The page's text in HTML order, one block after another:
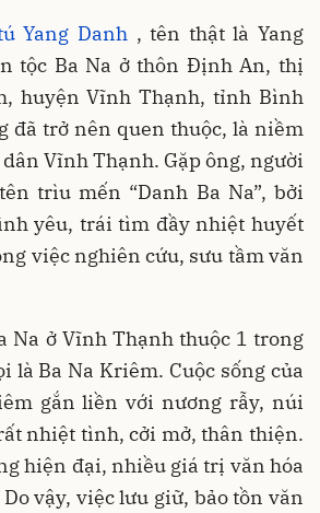
Yang Danh , tên thật là Yang
tộc Ba Na ở thôn Định An, thị
huyện Vĩnh Thạnh, tỉnh Bình
đã trở nên quen thuộc, là niềm
Vĩnh Thạnh. Gặp ông, người
trìu mến “Danh Ba Na”, bởi
yêu, trái tìm đầy nhiệt huyết
việc nghiên cứu, sưu tầm văn
Na ở Vĩnh Thạnh thuộc 1 trong
là Ba Na Kriêm. Cuộc sống của
gắn liền với nương rẫy, núi
nhiệt tình, cởi mở, thân thiện.
hiện đại, nhiều giá trị văn hóa
vậy, việc lưu giữ, bảo tồn văn